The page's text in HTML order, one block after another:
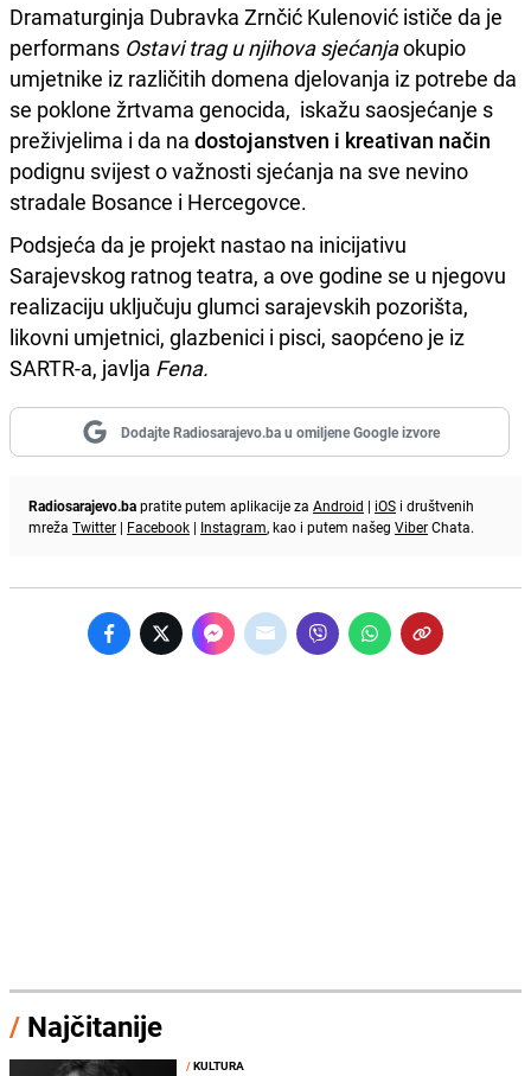
Dramaturginja Dubravka Zrnčić Kulenović ističe da je
performans Ostavi trag u njihova sjećanjaokupio
umjetnike iz različitih domena djelovanja iz potrebe da
se poklone žrtvama genocida, iskažu saosjećanje s
preživjelima i da na dostojanstven i kreativan način
podignu svijest o važnosti sjećanja na sve nevino
stradale Bosance i Hercegovce.
Podsjeća da je projekt nastao na inicijativu
Sarajevskog ratnog teatra, a ove godine se u njegovu
realizaciju uključuju glumci sarajevskih pozorišta,
likovni umjetnici, glazbenici i pisci, saopćeno je iz
SARTR-a, javlja Fena.
Dodajte Radiosarajevo.ba u omiljene Google izvore
Radiosarajevo.bapratite putem aplikacije za Android | iOS i društvenih
mreža Twitter | Facebook | Instagram, kao i putem našeg ViberChata.
/ Najčitanije
/KULTURA